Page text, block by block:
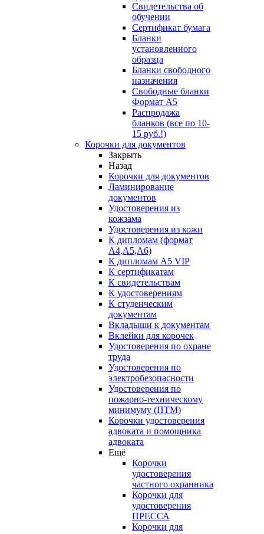
Свидетельства об
обучении
Сертификат бумага
Бланки
установленного
образца
Бланки свободного
назначения
Свободные бланки
Формат А5
Распродажа
бланков (все по 10-
15 руб.!)
Корочки для документов
Закрыть
Назад
Корочки для документов
Ламинирование
документов
Удостоверения из
кожзама
Удостоверения из кожи
К дипломам (формат
А4,А5,А6)
К дипломам А5 VIP
К сертификатам
К свидетельствам
К удостоверениям
К студенческим
документам
Вкладыши к документам
Вклейки для корочек
Удостоверения по охране
труда
Удостоверения по
электробезопасности
Удостоверения по
пожарно-техническому
минимуму (ПТМ)
Корочки удостоверения
адвоката и помощника
адвоката
Ещё
Корочки
удостоверения
частного охранника
Корочки для
удостоверения
ПРЕССА
Корочки для